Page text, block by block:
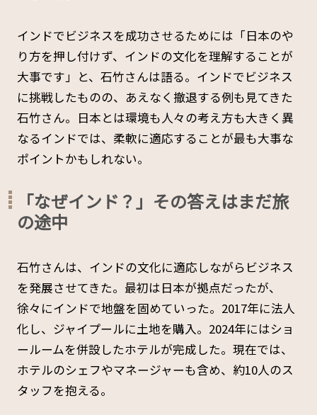
インドでビジネスを成功させるためには「日本のや
り方を押し付けず、インドの文化を理解することが
大事です」と、石竹さんは語る。インドでビジネス
に挑戦したものの、あえなく撤退する例も見てきた
石竹さん。日本とは環境も人々の考え方も大きく異
なるインドでは、柔軟に適応することが最も大事な
ポイントかもしれない。
「なぜインド？」その答えはまだ旅
の途中
石竹さんは、インドの文化に適応しながらビジネス
を発展させてきた。最初は日本が拠点だったが、
徐々にインドで地盤を固めていった。2017年に法人
化し、ジャイプールに土地を購入。2024年にはショ
ールームを併設したホテルが完成した。現在では、
ホテルのシェフやマネージャーも含め、約10人のス
タッフを抱える。